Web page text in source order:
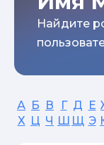
Найдите
А Б В Г Д Е
Х Ц Ч Ш Щ Э